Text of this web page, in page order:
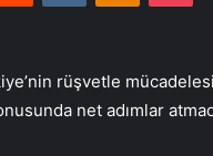
rüşvetle
net adımlar